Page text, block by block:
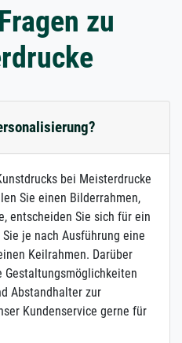
zu
bei Meisterdrucke
Sie einen Bilderrahmen,
entscheiden Sie sich für ein
je nach Ausführung eine
Keilrahmen. Darüber
Gestaltungsmöglichkeiten
Abstandhalter zur
Kundenservice gerne für